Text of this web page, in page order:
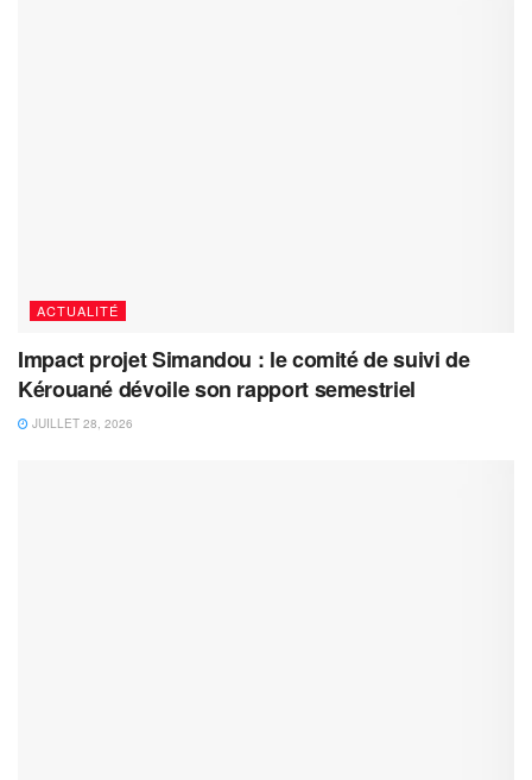
ACTUALITÉ
Impact projet Simandou : le comité de suivi de
Kérouané dévoile son rapport semestriel
JUILLET 28, 2026